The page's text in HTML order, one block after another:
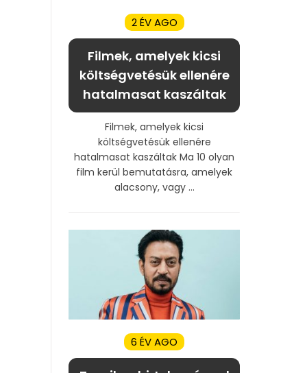
2 ÉV AGO
Filmek, amelyek kicsi
költségvetésük ellenére
hatalmasat kaszáltak
Filmek, amelyek kicsi
költségvetésük ellenére
hatalmasat kaszáltak Ma 10 olyan
film kerül bemutatásra, amelyek
alacsony, vagy ...
6 ÉV AGO